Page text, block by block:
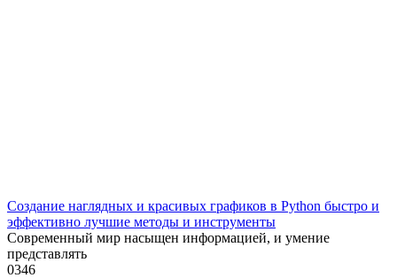
Создание наглядных и красивых графиков в Python быстро и
эффективно лучшие методы и инструменты
Современный мир насыщен информацией, и умение
представлять
0346